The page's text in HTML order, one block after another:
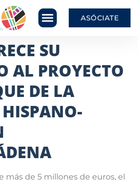
ASÓCIATE
SU
AL PROYECTO
DE LA
más de 5 millones de euros, el